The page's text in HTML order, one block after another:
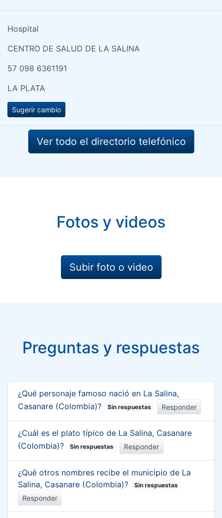
Hospital
CENTRO DE SALUD DE LA SALINA
57 098 6361191
LA PLATA
Sugerir cambio
Ver todo el directorio telefónico
Fotos y videos
Subir foto o video
Preguntas y respuestas
¿Qué personaje famoso nació en La Salina,
Casanare (Colombia)?
Sin respuestas Responder
¿Cuál es el plato típico de La Salina, Casanare
(Colombia)?
Sin respuestas Responder
¿Qué otros nombres recibe el municipio de La
Salina, Casanare (Colombia)?
Sin respuestas
Responder